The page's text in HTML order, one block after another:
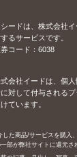
シードは、株式会社
るサービスです。
コード：6038
会社イードは、個
対して付与される
ています。
した商品/サービスを購入
部が弊社サイトに還元さ